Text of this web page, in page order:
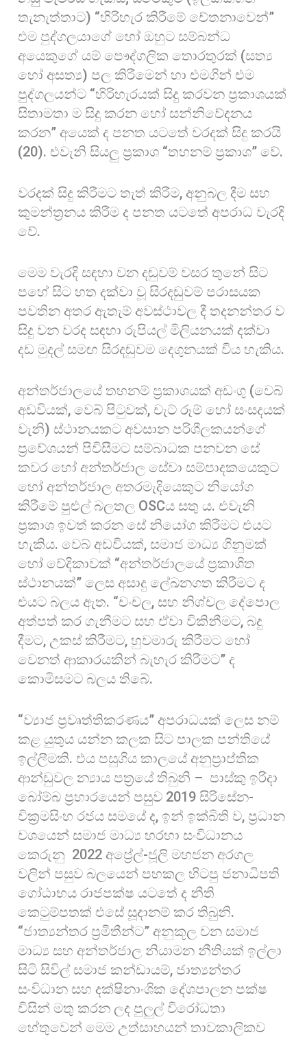
තැනැත්තාට) “හිරිහැර කිරීමේ චේතනාවෙන්”
එම පුද්ගලයාගේ හෝ ඔහුට සම්බන්ධ
අයෙකුගේ යම් පෞද්ගලික තොරතුරක් (සත්‍ය
හෝ අසත්‍ය) පල කිරීමෙන් හා එමගින් එම
පුද්ගලයන්ට “හිරිහැරයක් සිදු කරවන ප්‍රකාශයක්
සිතාමතා ම සිදු කරන හෝ සන්නිවේදනය
කරන” අයෙක් ද පනත යටතේ වරදක් සිදු කරයි
(20). එවැනි සියලු ප්‍රකාශ “තහනම් ප්‍රකාශ” වේ.
වරදක් සිදු කිරීමට තැත් කිරීම, අනුබල දීම සහ
කුමන්ත්‍රනය කිරීම ද පනත යටතේ අපරාධ වැරදි
වේ.
මෙම වැරදි සඳහා වන දඬුවම් වසර තුනේ සිට
පහේ සිට හත දක්වා වූ සිරදඬුවම් පරාසයක
පවතින අතර ඇතැම් අවස්ථාවල දී තදනන්තර ව
සිදු වන වරද සඳහා රුපියල් මිලියනයක් දක්වා
දඩ මුදල් සමඟ සිරදඬුවම දෙගුනයක් විය හැකිය.
අන්තර්ජාලයේ තහනම් ප්‍රකාශයක් අඩංගු (වෙබ්
අඩවියක්, වෙබ් පිටුවක්, චැට් රූම් හෝ සංසදයක්
වැනි) ස්ථානයකට අවසාන පරිශීලකයන්ගේ
ප්‍රවේශයන් පිවිසීමට සම්බාධක පනවන සේ
කවර හෝ අන්තර්ජාල සේවා සම්පාදකයෙකුට
හෝ අන්තර්ජාල අතරමැදියෙකුට නියෝග
කිරීමේ පුළුල් බලතල OSCය සතු ය. එවැනි
ප්‍රකාශ ඉවත් කරන සේ නියෝග කිරීමට එයට
හැකිය. වෙබ් අඩවියක්, සමාජ මාධ්‍ය ගිනුමක්
හෝ වේදිකාවක් “අන්තර්ජාලයේ ප්‍රකාශිත
ස්ථානයක්” ලෙස අසාදු ලේඛනගත කිරීමට ද
එයට බලය ඇත. “චංචල, සහ නිශ්චල දේපොල
අත්පත් කර ගැනීමට සහ ඒවා විකිනීමට, බදු
දීමට, උකස් කිරීමට, හුවමාරු කිරීමට හෝ
වෙනත් ආකාරයකින් බැහැර කිරීමට” ද
කොමිසමට බලය තිබේ.
“ව්‍යාජ ප්‍රවෘත්තිකරණය” අපරාධයක් ලෙස නම්
කළ යුතුය යන්න කලක සිට පාලක පන්තියේ
ඉල්ලීමකි. එය පසුගිය කාලයේ අනුප්‍රාප්තික
ආන්ඩුවල න්‍යාය පත්‍රයේ තිබුනි – පාස්කු ඉරිදා
බෝම්බ ප්‍රහාරයෙන් පසුව 2019 සිරිසේන-
වික්‍රමසිංහ රජය සමයේ ද, ඉන් ඉක්බිති ව, ප්‍රධාන
වශයෙන් සමාජ මාධ්‍ය හරහා සංවිධානය
කෙරුනු 2022 අප්‍රේල්-ජූලි මහජන අරගල
වලින් පසුව බලයෙන් පහකල හිටපු ජනාධිපති
ගෝඨාභය රාජපක්ෂ යටතේ ද නීති
කෙටුම්පතක් එසේ සූදානම් කර තිබුනි.
“ජාත්‍යන්තර ප්‍රමිතීන්ට” අනුකූල වන සමාජ
මාධ්‍ය සහ අන්තර්ජාල නියාමන නීතියක් ඉල්ලා
සිටි සිවිල් සමාජ කන්ඩායම්, ජාත්‍යන්තර
සංවිධාන සහ දක්ෂිනාංශික දේශපාලන පක්ෂ
විසින් මතු කරන ලද පුලුල් විරෝධතා
හේතුවෙන් මෙම උත්සාහයන් තාවකාලිකව